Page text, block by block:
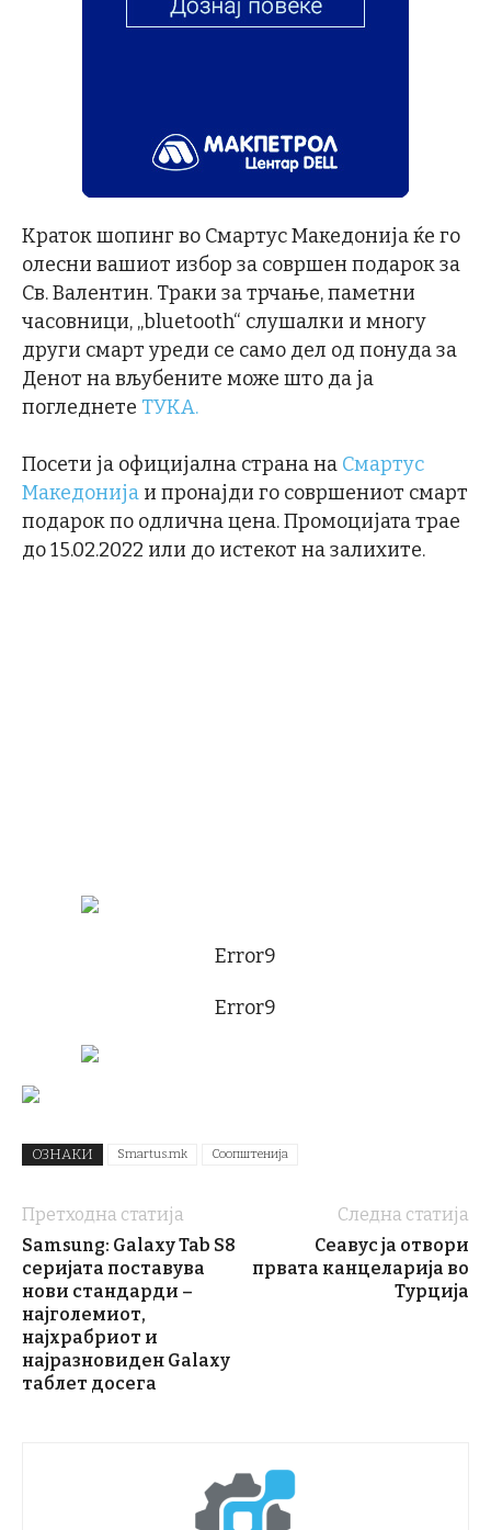
Краток шопинг во Смартус Македонија ќе го
олесни вашиот избор за совршен подарок за
Св. Валентин. Траки за трчање, паметни
часовници, „bluetooth“ слушалки и многу
други смарт уреди се само дел од понуда за
Денот на вљубените може што да ја
погледнете ТУКА.
Посети ја официјална страна на Смартус
Македонија и пронајди го совршениот смарт
подарок по одлична цена. Промоцијата трае
до 15.02.2022 или до истекот на залихите.
Error9
Error9
ОЗНАКИ Smartus.mk Соопштенија
Претходна статија
Samsung: Galaxy Tab S8
серијата поставува
нови стандарди –
најголемиот,
најхрабриот и
најразновиден Galaxy
таблет досега
Следна статија
Сеавус ја отвори
првата канцеларија во
Турција